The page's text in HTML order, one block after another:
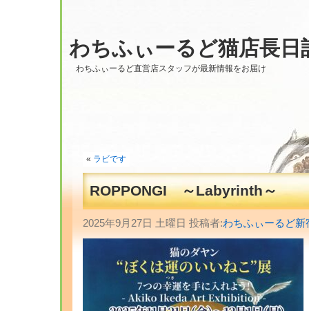
わちふぃーるど猫店長日
わちふぃーるど直営店スタッフが最新情報をお届け
« ラビです
ROPPONGI ～Labyrinth～
2025年9月27日 土曜日 投稿者:わちふぃーるど